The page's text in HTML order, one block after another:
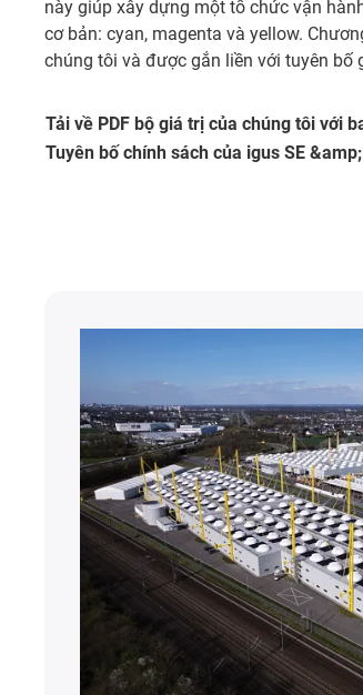
này giúp xây dựng một tổ chức vận
cơ bản: cyan, magenta và yellow.
chúng tôi và được gắn liền với tuyên bố
Tải về PDF bộ giá trị của chúng tôi với
Tuyên bố chính sách của igus SE